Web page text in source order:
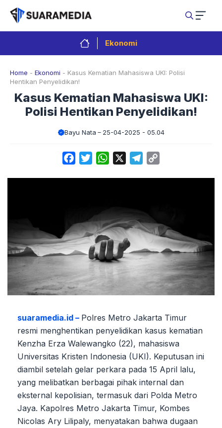
Langsung
isi
Ekonomi
Home - Ekonomi - Kasus Kematian Mahasiswa UKI: Polisi
Hentikan Penyelidikan!
Kasus Kematian Mahasiswa UKI:
Polisi Hentikan Penyelidikan!
Bayu Nata 25-04-2025 - 05.04
FacebookTwitterWhatsApp Telegram
suaramedia.id – Polres Metro Jakarta Timur
resmi menghentikan penyelidikan kasus kematian
Kenzha Erza Walewangko (22), mahasiswa
Universitas Kristen Indonesia (UKI). Keputusan ini
diambil setelah gelar perkara pada 15 April lalu,
yang melibatkan berbagai pihak internal dan
eksternal kepolisian, termasuk dari Polda Metro
Jaya. Kapolres Metro Jakarta Timur, Kombes
Nicolas Ary Lilipaly, menyatakan bahwa dugaan